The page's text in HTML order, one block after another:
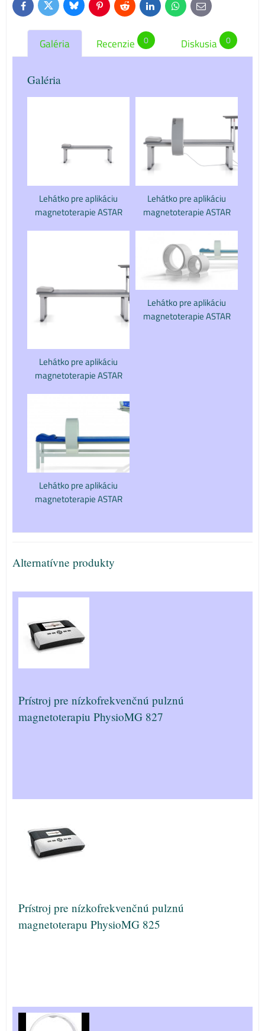
FacebookTwitterBlueskyPinterestReddit LinkedInWhatsApp
E-
mail
Galéria Recenzie 0 Diskusia 0
Galéria
Lehátko pre aplikáciu
magnetoterapie ASTAR
Lehátko pre aplikáciu
magnetoterapie ASTAR
Lehátko pre aplikáciu
magnetoterapie ASTAR
Lehátko pre aplikáciu
magnetoterapie ASTAR
Lehátko pre aplikáciu
magnetoterapie ASTAR
Alternatívne produkty
Prístroj pre nízkofrekvenčnú pulznú
magnetoterapiu PhysioMG 827
Prístroj pre nízkofrekvenčnú pulznú
magnetoterapu PhysioMG 825